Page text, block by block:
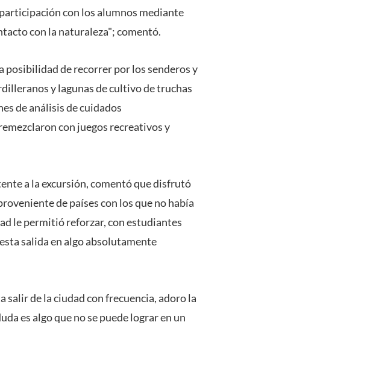
con los alumnos mediante
con la naturaleza"; comentó.
de recorrer por los senderos y
y lagunas de cultivo de truchas
de análisis de cuidados
con juegos recreativos y
a la excursión, comentó que disfrutó
de países con los que no había
le permitió reforzar, con estudiantes
salida en algo absolutamente
salir de la ciudad con frecuencia, adoro la
es algo que no se puede lograr en un